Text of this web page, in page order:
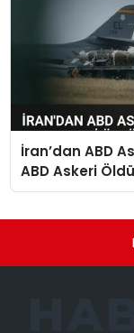
İran’dan ABD
ABD Askeri Öldü